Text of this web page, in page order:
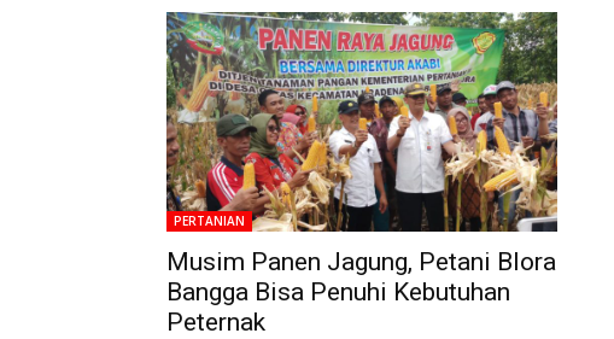
PERTANIAN
Musim Panen Jagung, Petani Blora
Bangga Bisa Penuhi Kebutuhan
Peternak